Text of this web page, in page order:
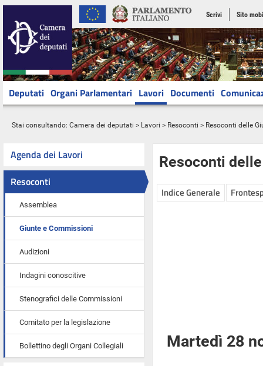
Scrivi Sito
Deputati Organi Parlamentari Lavori Documenti
Stai consultando: Camera dei deputati > Lavori > Resoconti > Resoconti delle
Agenda dei Lavori
Resoconti
Assemblea
Giunte e Commissioni
Audizioni
Indagini conoscitive
Stenografici delle Commissioni
Comitato per la legislazione
Bollettino degli Organi Collegiali
Resoconti
Indice Generale
Martedì 28